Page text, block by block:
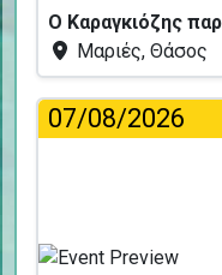
Μαριές, Θάσος
07/08/2026